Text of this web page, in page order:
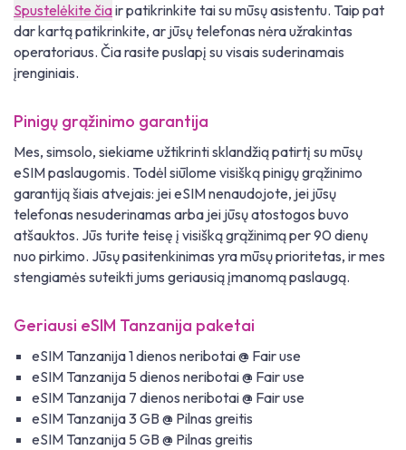
Spustelėkite čiair patikrinkite tai su mūsų asistentu. Taip pat
dar kartą patikrinkite, ar jūsų telefonas nėra užrakintas
operatoriaus. Čia rasite puslapį su visais suderinamais
įrenginiais.
Pinigų grąžinimo garantija
Mes, simsolo, siekiame užtikrinti sklandžią patirtį su mūsų
eSIM paslaugomis. Todėl siūlome visišką pinigų grąžinimo
garantiją šiais atvejais: jei eSIM nenaudojote, jei jūsų
telefonas nesuderinamas arba jei jūsų atostogos buvo
atšauktos. Jūs turite teisę į visišką grąžinimą per 90 dienų
nuo pirkimo. Jūsų pasitenkinimas yra mūsų prioritetas, ir mes
stengiamės suteikti jums geriausią įmanomą paslaugą.
Geriausi eSIM Tanzanija paketai
eSIM Tanzanija 1 dienos neribotai @ Fair use
eSIM Tanzanija 5 dienos neribotai @ Fair use
eSIM Tanzanija 7 dienos neribotai @ Fair use
eSIM Tanzanija 3 GB @ Pilnas greitis
eSIM Tanzanija 5 GB @ Pilnas greitis